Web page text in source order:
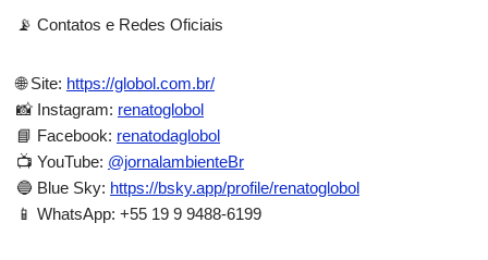
📡 Contatos e Redes Oficiais
🌐 Site: https://globol.com.br/
📸 Instagram: renatoglobol
📘 Facebook: renatodaglobol
📺 YouTube: @jornalambienteBr
🔵 Blue Sky: https://bsky.app/profile/renatoglobol
📱 WhatsApp: +55 19 9 9488-6199